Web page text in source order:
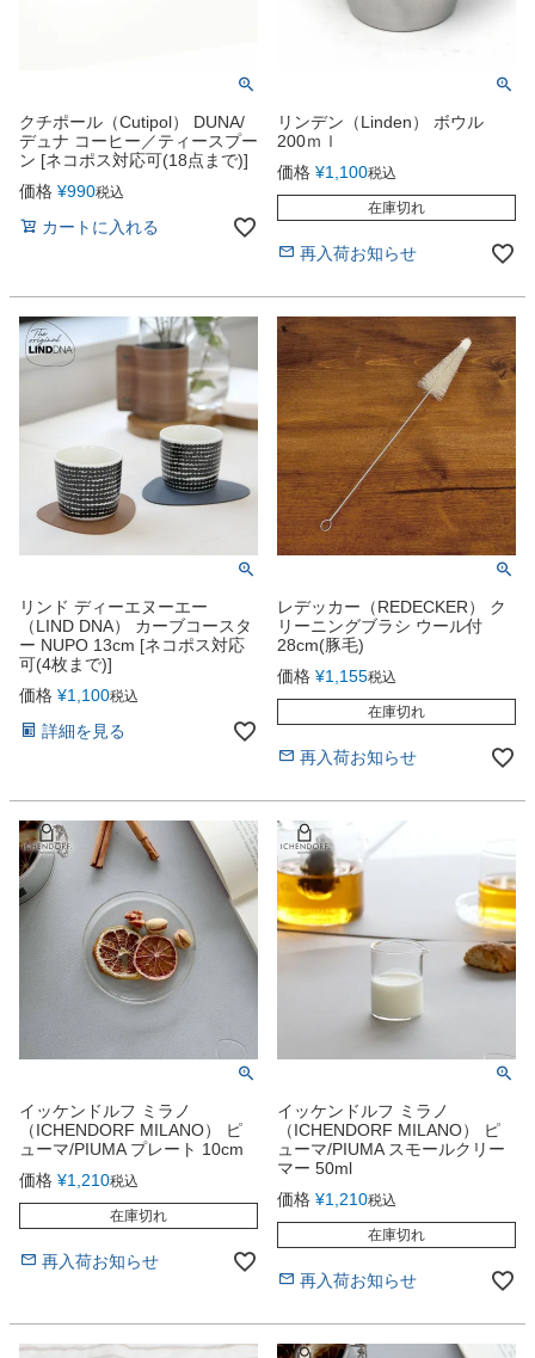
クチポール（Cutipol） DUNA/
デュナ コーヒー／ティースプー
ン [ネコポス対応可(18点まで)]
価格 ¥990税込
カートに入れる
リンデン（Linden） ボウル
200ｍｌ
価格 ¥1,100税込
在庫切れ
再入荷お知らせ
リンド ディーエヌーエー
（LIND DNA） カーブコースタ
ー NUPO 13cm [ネコポス対応
可(4枚まで)]
価格 ¥1,100税込
詳細を見る
レデッカー（REDECKER） ク
リーニングブラシ ウール付
28cm(豚毛)
価格 ¥1,155税込
在庫切れ
再入荷お知らせ
イッケンドルフ ミラノ
（ICHENDORF MILANO） ピ
ューマ/PIUMA プレート 10cm
価格 ¥1,210税込
在庫切れ
再入荷お知らせ
イッケンドルフ ミラノ
（ICHENDORF MILANO） ピ
ューマ/PIUMA スモールクリー
マー 50ml
価格 ¥1,210税込
在庫切れ
再入荷お知らせ